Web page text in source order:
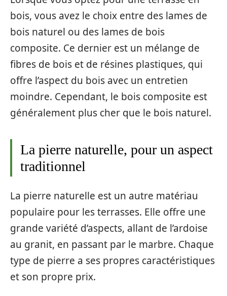
bois, vous avez le choix entre des lames de
bois naturel ou des lames de bois
composite. Ce dernier est un mélange de
fibres de bois et de résines plastiques, qui
offre l’aspect du bois avec un entretien
moindre. Cependant, le bois composite est
généralement plus cher que le bois naturel.
La pierre naturelle, pour un aspect
traditionnel
La pierre naturelle est un autre matériau
populaire pour les terrasses. Elle offre une
grande variété d’aspects, allant de l’ardoise
au granit, en passant par le marbre. Chaque
type de pierre a ses propres caractéristiques
et son propre prix.